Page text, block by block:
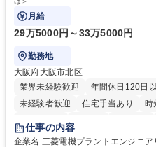
月給
29万5000円～33万5000円
勤務地
大阪府大阪市北区
業界未経験歓迎
年間休日120日
未経験者歓迎
住宅手当あり 時
退職金あり
駅近5分以内
土日祝休み 服装
仕事の内容
企業名 三菱電機プラントエンジニアリング株式会